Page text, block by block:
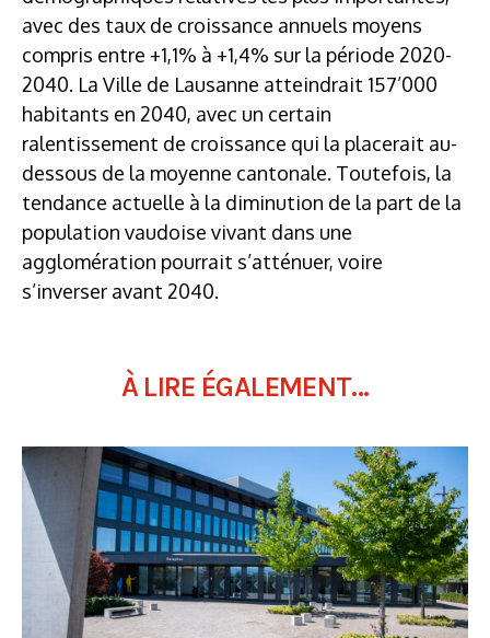
avec des taux de croissance annuels moyens
compris entre +1,1% à +1,4% sur la période 2020-
2040. La Ville de Lausanne atteindrait 157’000
habitants en 2040, avec un certain
ralentissement de croissance qui la placerait au-
dessous de la moyenne cantonale. Toutefois, la
tendance actuelle à la diminution de la part de la
population vaudoise vivant dans une
agglomération pourrait s’atténuer, voire
s’inverser avant 2040.
À LIRE ÉGALEMENT...